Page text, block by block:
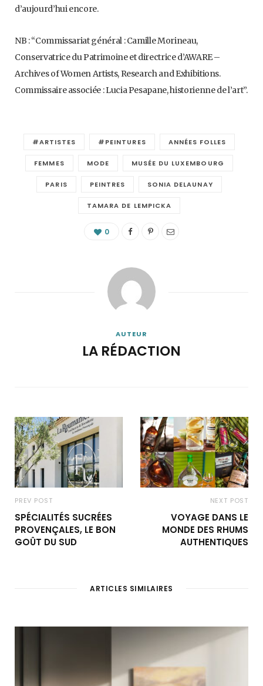
d’aujourd’hui encore.
NB : “Commissariat général : Camille Morineau,
Conservatrice du Patrimoine et directrice d’AWARE –
Archives of Women Artists, Research and Exhibitions.
Commissaire associée : Lucia Pesapane, historienne de l’art”.
#ARTISTES #PEINTURES ANNÉES FOLLES
FEMMES MODE MUSÉE DU LUXEMBOURG
PARIS PEINTRES SONIA DELAUNAY
TAMARA DE LEMPICKA
0
AUTEUR
LA RÉDACTION
PREV POST
SPÉCIALITÉS SUCRÉES
PROVENÇALES, LE BON
GOÛT DU SUD
NEXT POST
VOYAGE DANS LE
MONDE DES RHUMS
AUTHENTIQUES
ARTICLES SIMILAIRES